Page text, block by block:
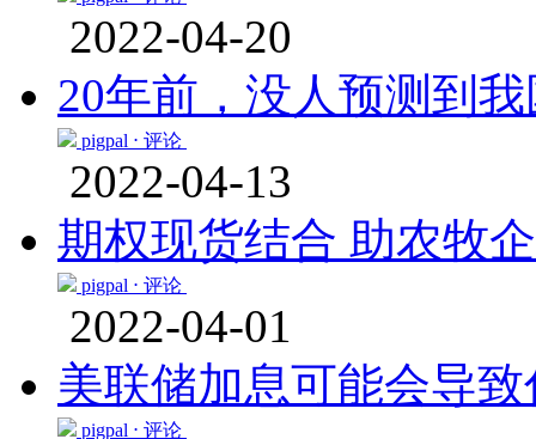
2022-04-20
20年前，没人预测到
pigpal ⋅ 评论
2022-04-13
期权现货结合 助农牧
pigpal ⋅ 评论
2022-04-01
美联储加息可能会导
pigpal ⋅ 评论